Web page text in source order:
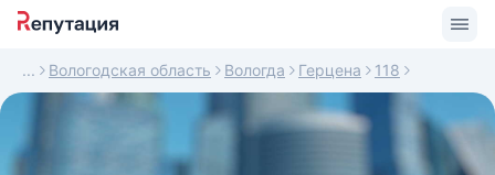
Вологодская область Вологда Герцена 118